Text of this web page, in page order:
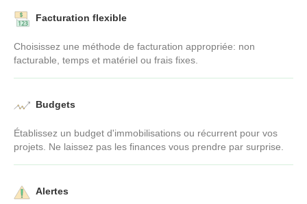
Facturation flexible
Choisissez une méthode de facturation appropriée: non
facturable, temps et matériel ou frais fixes.
Budgets
Établissez un budget d'immobilisations ou récurrent pour vos
projets. Ne laissez pas les finances vous prendre par surprise.
Alertes